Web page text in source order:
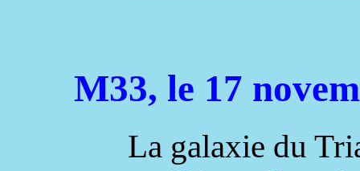
M33, le 17
La galaxie du